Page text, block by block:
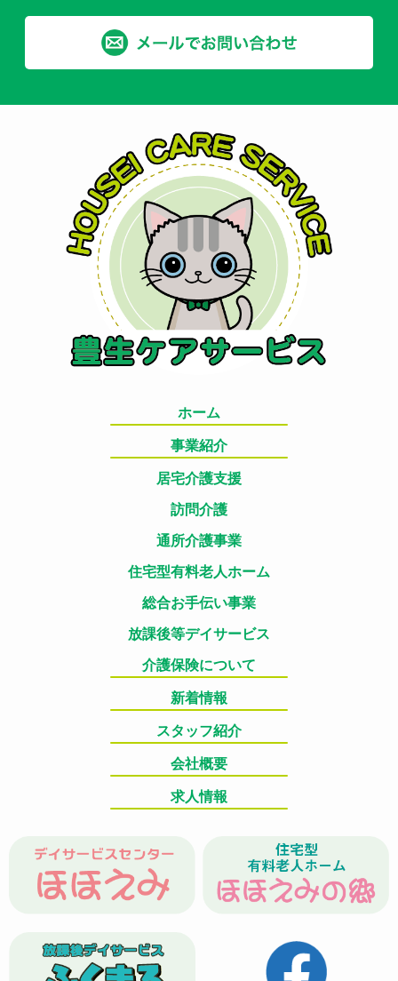
ホーム
事業紹介
居宅介護支援
訪問介護
通所介護事業
住宅型有料老人ホーム
総合お手伝い事業
放課後等デイサービス
介護保険について
新着情報
スタッフ紹介
会社概要
求人情報